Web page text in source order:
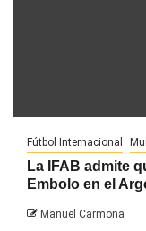
Fútbol Internacional
La IFAB admite
Embolo en el
Manuel Carmona